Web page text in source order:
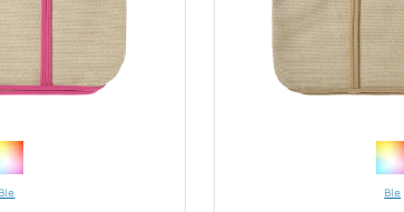
Ble Ble